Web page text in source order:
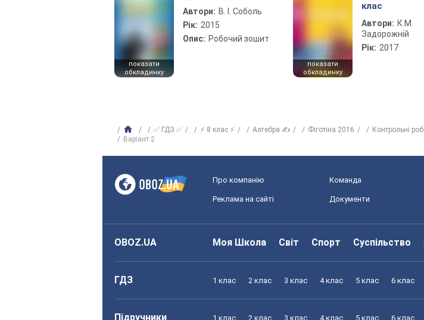
показати
обкладинку
Автори: В. І. Соболь
Рік: 2015
Опис: Робочий зошит
показати
обкладинку
клас
Автори: К.М.
Задорожній
Рік: 2017
✅ ГДЗ ✅ ⚡ 8 клас ⚡ Алгебра ✍ Фіготіна 2016 Контрольні
Варіант 2
Про компанію Команда
Реклама на сайті Документи
OBOZ.UA Моя Школа Світ Спорт Суспільство
ГДЗ 1 клас 2 клас 3 клас 4 клас 5 клас 6 клас
Підручники 1 клас 2 клас 3 клас 4 клас 5 клас 6 клас